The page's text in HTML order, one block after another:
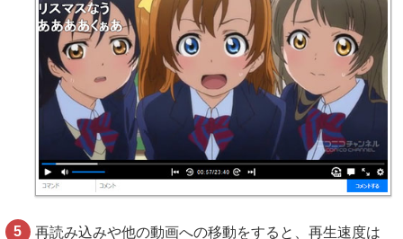
再読み込みや他の動画への移動をすると、再生速度は